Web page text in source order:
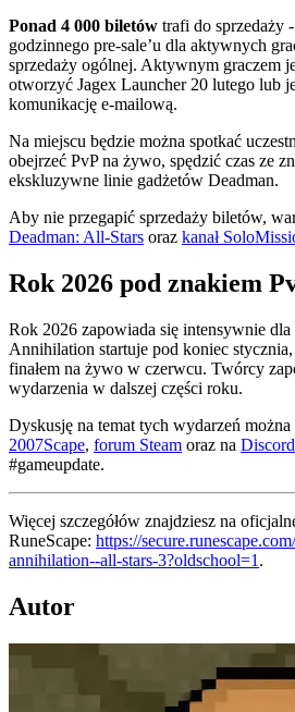
Ponad 4 000 biletów trafi do sprzedaży -
godzinnego pre-sale’u dla aktywnych
sprzedaży ogólnej. Aktywnym graczem
otworzyć Jagex Launcher 20 lutego lub
komunikację e-mailową.
Na miejscu będzie można spotkać
obejrzeć PvP na żywo, spędzić czas ze
ekskluzywne linie gadżetów Deadman.
Aby nie przegapić sprzedaży biletów,
Deadman: All-Stars oraz kanał
Rok 2026 pod znakiem
Rok 2026 zapowiada się intensywnie
Annihilation startuje pod koniec
finałem na żywo w czerwcu. Twórcy
wydarzenia w dalszej części roku.
Dyskusję na temat tych wydarzeń
2007Scape, forum Steam oraz na
#gameupdate.
Więcej szczegółów znajdziesz na
RuneScape: https://
annihilation--all-stars-3?oldschool=1 .
Autor